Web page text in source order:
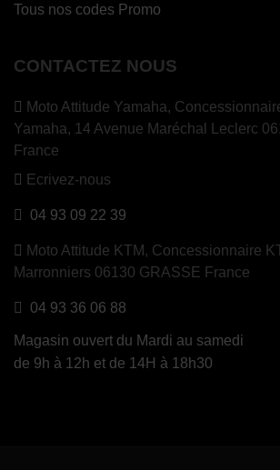
Tous nos codes Promo
CONTACTEZ NOUS
Moto Attitude Yamaha,
Yamaha, 14 Avenue Maréchal Leclerc
France
Ecrivez-nous
04 93 09 22 39
Moto Attitude KTM, Concessionnaire
Marronniers 06130 GRASSE France
04 93 36 06 88
Magasin ouvert du Mardi au samedi
de 9h à 12h et de 14H à 18h30